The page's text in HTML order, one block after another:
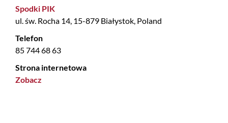
Spodki PIK
ul. św. Rocha 14, 15-879 Białystok, Poland
Telefon
85 744 68 63
Strona internetowa
Zobacz